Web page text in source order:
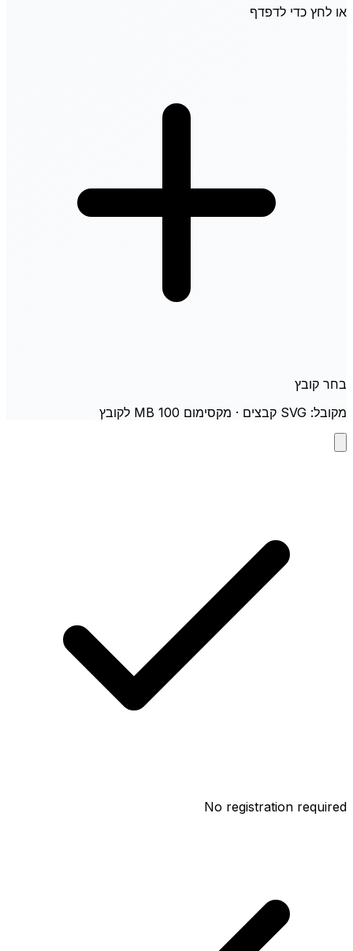
או לחץ כדי לדפדף
בחר קובץ
מקובל: SVG קבצים · מקסימום 100 MB לקובץ
No registration required